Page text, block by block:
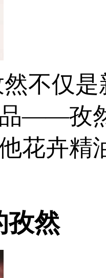
不仅
——孜
花卉精
孜然